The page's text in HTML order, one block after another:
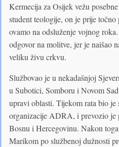
Kermecija za Osijek vežu
student teologije, on je prije točno
ovamo na odsluženje vojnog
odgovor na molitve, jer je naišao
veliku živu crkvu.
Službovao je u nekadašnjoj
u Subotici, Somboru i Novom
upravi oblasti. Tijekom rata bio
organizacije ADRA, i prevozio je
Bosnu i Hercegovinu. Nakon
Marikom po službenoj dužnosti